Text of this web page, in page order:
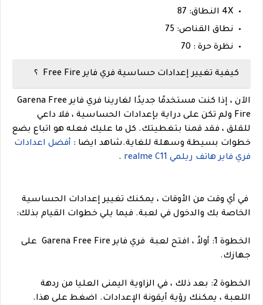
4X النطاق: 87
نطاق القناص: 75
نظرة حرة : 70
كيفية تغيير إعدادات حساسية فري فاير Free Fire ؟
الآن ، إذا كنت مستخدمًا جديدًا لغارينا فري فاير Garena Free
Fire ولم تكن على دراية بإعدادات الحساسية ، فلا داعي
للقلق ، فقد قمنا بتغطيتك. كل ما عليك فعله هو اتباع بضع
خطوات بسيطة وسهلة للغاية.شاهد ايضا : أفضل اعدادات
فري فاير هاتف ريلمي realme C11
.
في أي وقت من الأوقات ، يمكنك تغيير إعدادات الحساسية
الخاصة بك والدخول في لعبة. فيما يلي خطوات القيام بذلك:
الخطوة 1: أولاً ، افتح لعبة فري فاير Garena Free Fire على
جهازك.
الخطوة 2: بعد ذلك ، في الزاوية اليمنى العليا من ردهة
اللعبة ، يمكنك رؤية أيقونة الإعدادات. اضغط على هذا.